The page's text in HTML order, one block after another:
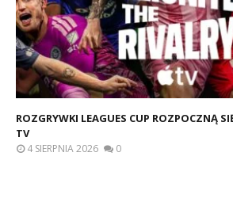
ROZGRYWKI LEAGUES CUP ROZPOCZNĄ
TV
4 SIERPNIA 2026 0